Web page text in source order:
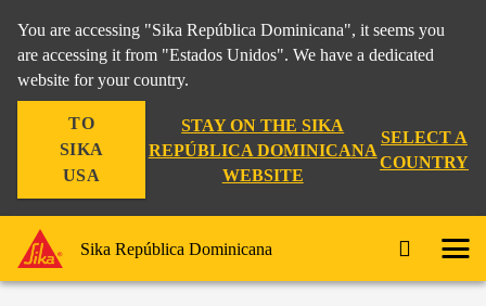
You are accessing "Sika República Dominicana", it seems you
are accessing it from "Estados Unidos". We have a dedicated
website for your country.
TO
SIKA
USA
STAY ON THE SIKA
REPÚBLICA DOMINICANA
WEBSITE
SELECT A
COUNTRY
Sika República Dominicana